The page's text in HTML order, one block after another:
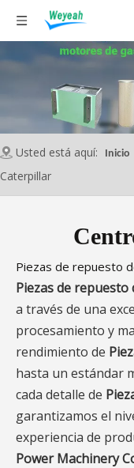
Usted está aquí: Inicio
Caterpillar
Piezas de repuesto
Piezas de
a través de una
procesamiento y
rendimiento de
hasta un estándar
cada detalle de
garantizamos el
experiencia de
Power Machinery